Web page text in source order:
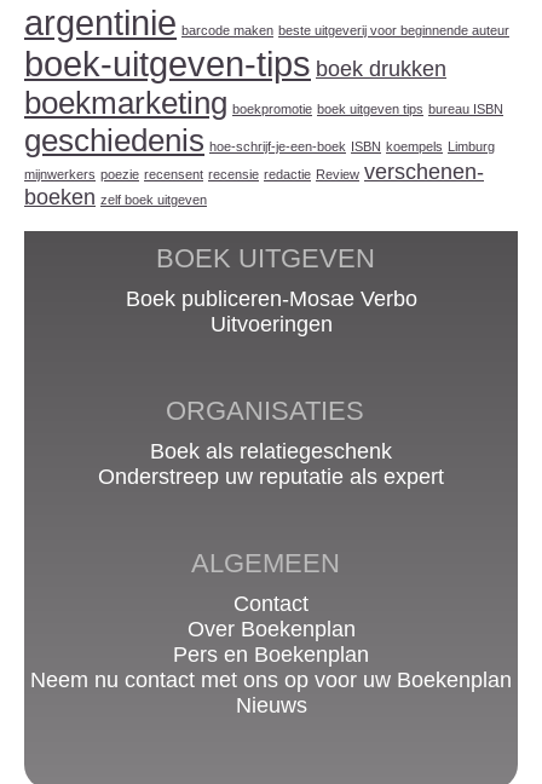
argentinie barcode maken beste uitgeverij voor beginnende auteur
boek-uitgeven-tips boek drukken
boekmarketing boekpromotie boek uitgeven tips bureau ISBN
geschiedenis hoe-schrijf-je-een-boek ISBN koempels Limburg
mijnwerkers poezie recensent recensie redactie Review verschenen-
boeken zelf boek uitgeven
BOEK UITGEVEN
Boek publiceren-Mosae Verbo
Uitvoeringen
ORGANISATIES
Boek als relatiegeschenk
Onderstreep uw reputatie als expert
ALGEMEEN
Contact
Over Boekenplan
Pers en Boekenplan
Neem nu contact met ons op voor uw Boekenplan
Nieuws